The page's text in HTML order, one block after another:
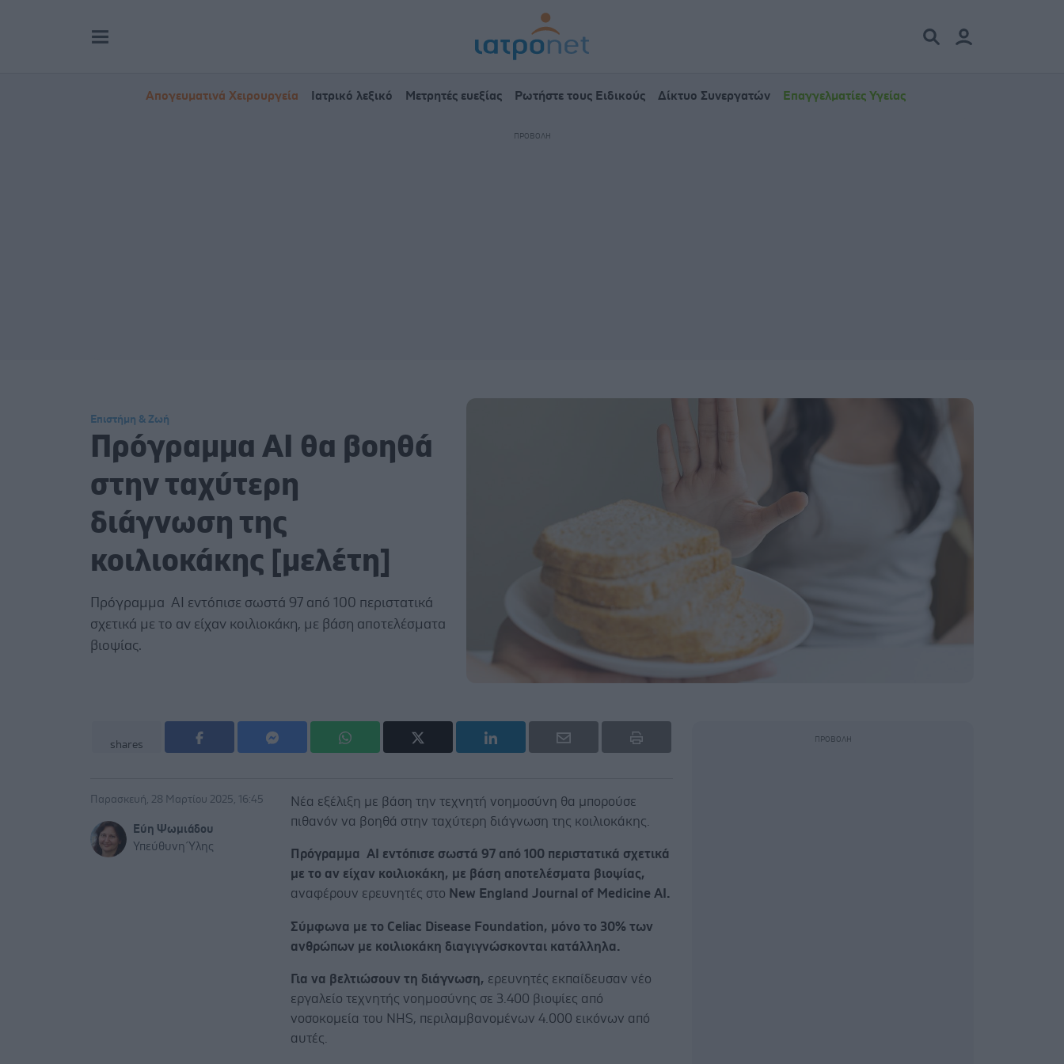
Απογευματινά Χειρουργεία Ιατρικό λεξικό Μετρητές ευεξίας Ρωτήστε τους Ειδικούς Δίκτυο Συνεργατών Επαγγελματίες Υγείας
Επιστήμη & Ζωή
Πρόγραμμα AI θα βοηθά
στην ταχύτερη
διάγνωση της
κοιλιοκάκης [μελέτη]
Πρόγραμμα AI εντόπισε σωστά 97 από 100 περιστατικά
σχετικά με το αν είχαν κοιλιοκάκη, με βάση αποτελέσματα
βιοψίας.
shares
Παρασκευή, 28 Μαρτίου 2025, 16:45
Εύη Ψωμιάδου
Υπεύθυνη Ύλης
Νέα εξέλιξη με βάση την τεχνητή νοημοσύνη θα μπορούσε
πιθανόν να βοηθά στην ταχύτερη διάγνωση της κοιλιοκάκης.
Πρόγραμμα AI εντόπισε σωστά 97 από 100 περιστατικά σχετικά
με το αν είχαν κοιλιοκάκη, με βάση αποτελέσματα βιοψίας,
αναφέρουν ερευνητές στο New England Journal of Medicine AI.
Σύμφωνα με το Celiac Disease Foundation, μόνο το 30% των
ανθρώπων με κοιλιοκάκη διαγιγνώσκονται κατάλληλα.
Για να βελτιώσουν τη διάγνωση, ερευνητές εκπαίδευσαν νέο
εργαλείο τεχνητής νοημοσύνης σε 3.400 βιοψίες από
νοσοκομεία του NHS, περιλαμβανομένων 4.000 εικόνων από
αυτές.